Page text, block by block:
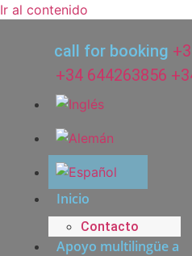
Ir al contenido
call for booking
+34 644263856
Inicio
Contacto
Apoyo multilingüe a